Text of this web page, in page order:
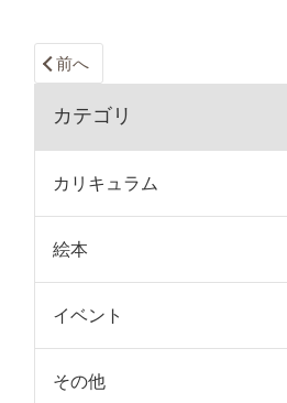
前へ
カテゴリ
カリキュラム
絵本
イベント
その他